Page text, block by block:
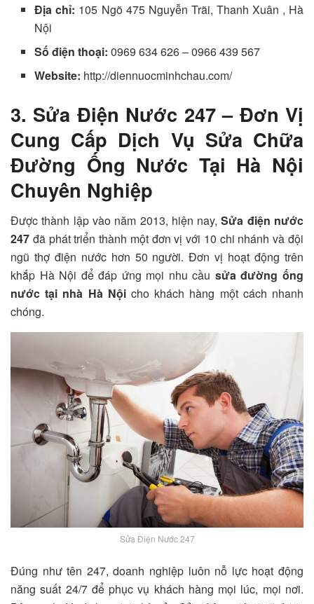
Địa chỉ: 105 Ngõ 475 Nguyễn Trãi, Thanh Xuân , Hà
Nội
Số điện thoại:0969 634 626 – 0966 439 567
Website: http://diennuocminhchau.com/
3. Sửa Điện Nước 247 – Đơn Vị
Cung Cấp Dịch Vụ Sửa Chữa
Đường Ống Nước Tại Hà Nội
Chuyên Nghiệp
Được thành lập vào năm 2013, hiện nay,Sửa điện nước
247 đã phát triển thành một đơn vị với 10 chi nhánh và đội
ngũ thợ điện nước hơn 50 người. Đơn vị hoạt động trên
khắp Hà Nội để đáp ứng mọi nhu cầu sửa đường ống
nước tại nhà Hà Nộicho khách hàng một cách nhanh
chóng.
Sửa Điện Nước 247
Đúng như tên 247, doanh nghiệp luôn nỗ lực hoạt động
năng suất 24/7 để phục vụ khách hàng mọi lúc, mọi nơi.